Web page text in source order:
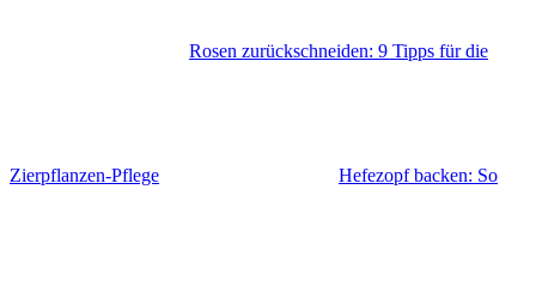
Rosen zurückschneiden: 9 Tipps für die
Zierpflanzen-Pflege Hefezopf backen: So